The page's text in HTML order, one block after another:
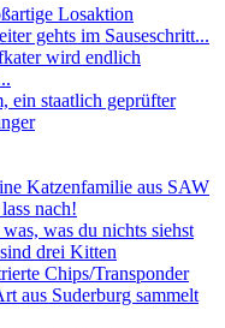
Losaktion
gehts im Sauseschritt...
wird endlich
ein staatlich geprüfter
Katzenfamilie aus SAW
nach!
was du nichts siehst
drei Kitten
Chips/Transponder
aus Suderburg sammelt